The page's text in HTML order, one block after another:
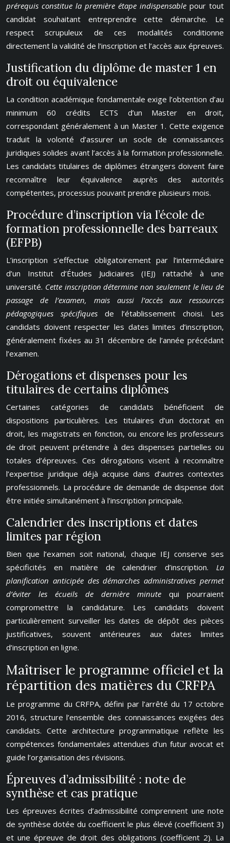
prérequis constitue la première étape indispensable pour tout
candidat souhaitant entreprendre cette démarche. Le
respect scrupuleux de ces modalités conditionne
directement la validité de l’inscription et l’accès aux épreuves.
Justification du diplôme de master 1 en
droit ou équivalence
La condition académique fondamentale exige l’obtention d’au
minimum 60 crédits ECTS d’un Master en droit,
correspondant généralement à un Master 1. Cette exigence
traduit la volonté d’assurer un socle de connaissances
juridiques solides avant l’accès à la formation professionnelle.
Les candidats titulaires de diplômes étrangers doivent faire
reconnaître leur équivalence auprès des autorités
compétentes, processus pouvant prendre plusieurs mois.
Procédure d’inscription via l’école de
formation professionnelle des barreaux
(EFPB)
L’inscription s’effectue obligatoirement par l’intermédiaire
d’un Institut d’Études Judiciaires (IEJ) rattaché à une
université. Cette inscription détermine non seulement le lieu de
passage de l’examen, mais aussi l’accès aux ressources
pédagogiques spécifiquesde l’établissement choisi. Les
candidats doivent respecter les dates limites d’inscription,
généralement fixées au 31 décembre de l’année précédant
l’examen.
Dérogations et dispenses pour les
titulaires de certains diplômes
Certaines catégories de candidats bénéficient de
dispositions particulières. Les titulaires d’un doctorat en
droit, les magistrats en fonction, ou encore les professeurs
de droit peuvent prétendre à des dispenses partielles ou
totales d’épreuves. Ces dérogations visent à reconnaître
l’expertise juridique déjà acquise dans d’autres contextes
professionnels. La procédure de demande de dispense doit
être initiée simultanément à l’inscription principale.
Calendrier des inscriptions et dates
limites par région
Bien que l’examen soit national, chaque IEJ conserve ses
spécificités en matière de calendrier d’inscription. La
planification anticipée des démarches administratives permet
d’éviter les écueils de dernière minute qui pourraient
compromettre la candidature. Les candidats doivent
particulièrement surveiller les dates de dépôt des pièces
justificatives, souvent antérieures aux dates limites
d’inscription en ligne.
Maîtriser le programme officiel et la
répartition des matières du CRFPA
Le programme du CRFPA, défini par l’arrêté du 17 octobre
2016, structure l’ensemble des connaissances exigées des
candidats. Cette architecture programmatique reflète les
compétences fondamentales attendues d’un futur avocat et
guide l’organisation des révisions.
Épreuves d’admissibilité : note de
synthèse et cas pratique
Les épreuves écrites d’admissibilité comprennent une note
de synthèse dotée du coefficient le plus élevé (coefficient 3)
et une épreuve de droit des obligations (coefficient 2). La